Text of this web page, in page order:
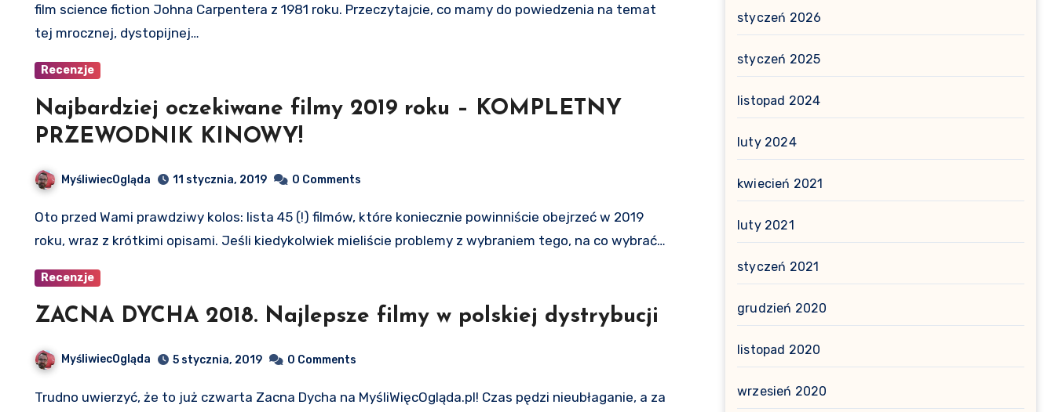
film science fiction Johna Carpentera z 1981 roku. Przeczytajcie, co mamy do powiedzenia na temat
tej mrocznej, dystopijnej…
Recenzje
Najbardziej oczekiwane filmy 2019 roku – KOMPLETNY
PRZEWODNIK KINOWY!
MyśliwiecOgląda 11 stycznia, 2019 0 Comments
Oto przed Wami prawdziwy kolos: lista 45 (!) filmów, które koniecznie powinniście obejrzeć w 2019
roku, wraz z krótkimi opisami. Jeśli kiedykolwiek mieliście problemy z wybraniem tego, na co wybrać…
Recenzje
ZACNA DYCHA 2018. Najlepsze filmy w polskiej dystrybucji
MyśliwiecOgląda 5 stycznia, 2019 0 Comments
Trudno uwierzyć, że to już czwarta Zacna Dycha na MyśliWięcOgląda.pl! Czas pędzi nieubłaganie, a za
styczeń 2026
styczeń 2025
listopad 2024
luty 2024
kwiecień 2021
luty 2021
styczeń 2021
grudzień 2020
listopad 2020
wrzesień 2020